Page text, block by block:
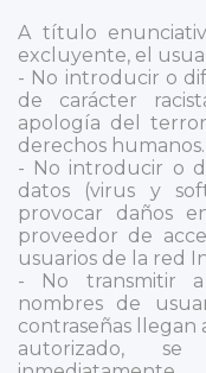
A título
excluyente, el
- No introducir o
de carácter
apología del
derechos humanos.
- No introducir o
datos (virus y
provocar daños
proveedor de
usuarios de la red
- No transmitir
nombres de
contraseñas llegan
autorizado,